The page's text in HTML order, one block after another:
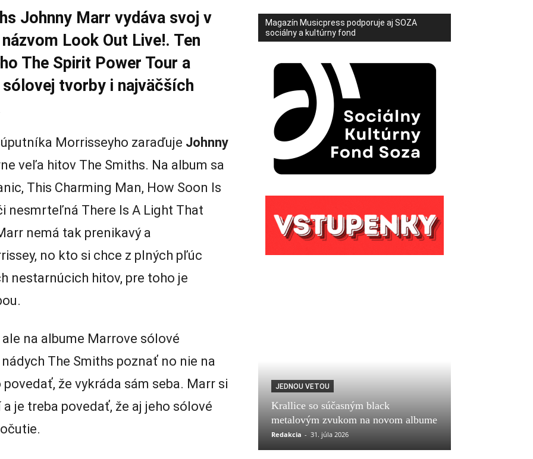
Johnny Marr vydáva svoj v
Look Out Live!. Ten
The Spirit Power Tour a
tvorby i najväčších
Morrisseyho zaraďuje Johnny
veľa hitov The Smiths. Na album sa
This Charming Man, How Soon Is
nesmrteľná There Is A Light That
nemá tak prenikavý a
no kto si chce z plných pľúc
nestarnúcich hitov, pre toho je
na albume Marrove sólové
The Smiths poznať no nie na
že vykráda sám seba. Marr si
je treba povedať, že aj jeho sólové
Magazín Musicpress podporuje aj SOZA
sociálny a kultúrny fond
JEDNOU VETOU
Krallice so súčasným black
metalovým zvukom na novom albume
Redakcia - 31. júla 2026